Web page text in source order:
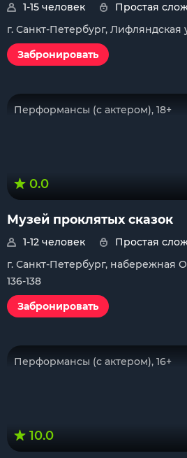
1-15 человек
Простая
г. Санкт-Петербург, Лифляндская
Забронировать
Перформансы (с актером), 18+
0.0
Музей проклятых сказок
1-12 человек
Простая
г. Санкт-Петербург, набережная
136-138
Забронировать
Перформансы (с актером), 16+
10.0